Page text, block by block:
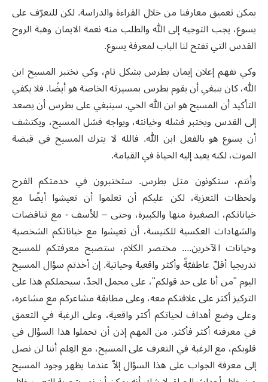
يمكن تعميق معارفنا من خلال القراءة والدراسة. لكن للتعرّف على
يسوع، يجب التوجيه إلى الله والطلب منه نعمة الايمان وهبة الروح
القدس التي تفتح لنا الباب لمعرفة يسوع.
وكي نفهم إعلان إيمان بطرس بشكل تام، وكي نختبر المسيح ابن
الله، كان ينبغي أن يقوم بطرس بمسيرته الخاصة هو أيضًا. فلا يكفي
التأكيد أن المسيح هو ابن الله الحي. سينبغي على بطرس أن يصعد
إلى القدس ويختبر فشله وخيانته، ويواجه فشل المسيح، ويكتشف
أن يسوع هو بالفعل ابن الله. فالله لا يترك المسيح في قبضة
الموت، لكنه يعيد إليه الحياة في القيامة.
وأنتم، ستكونون مثل بطرس. ستختبرون في خدمتكم الفرح
ولحظات التعزية، لكن عليكم أن تعلموا أن تعيشوا أيضًا مع
خياناتكم، الصغيرة منها والكبيرة، وحتى – للأسف - مع تناقضات
والشهادات العكسية للكنيسة، أن تعيشوا مع خياناتكم الشخصية
وخيانات الآخرين.... مختصر الكلام، ستصبح معرفتكم للمسيح
تدريجيا أقلّ عاطفيّةً وأكثر واقعية وحياتية. إن أخذتم سؤال المسيح
اليوم "من أنا على حد قولكم"، على محمل الجدّ، سيحملكم هذا على
التركيز أكثر على علاقتكم معه، وعلى مطابقة مشاعركم مع مشاعره،
وعلى وضع أهداف لحياتكم أكثر واقعية، وعلى الرغبة في التعمق
في معرفته أكثر فأكثر. من المهم إذن أن تحملوا هذا السؤال في
قلوبكم، مع الرغبة في التعرف على المسيح، مع العِلم أننا لن نصل
إلى معرفة الجواب على هذا السؤال إلاّ عندما يظهر وجود المسيح